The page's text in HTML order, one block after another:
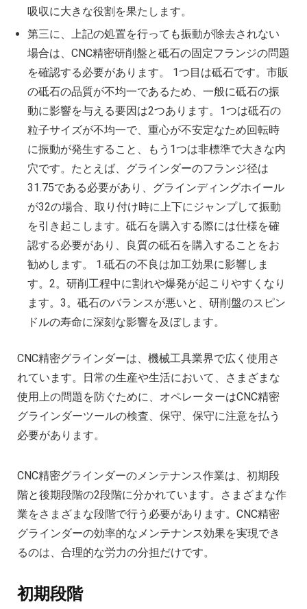
吸収に大きな役割を果たします。
第三に、上記の処置を行っても振動が除去されない
場合は、CNC精密研削盤と砥石の固定フランジの問題
を確認する必要があります。 1つ目は砥石です。市販
の砥石の品質が不均一であるため、一般に砥石の振
動に影響を与える要因は2つあります。1つは砥石の
粒子サイズが不均一で、重心が不安定なため回転時
に振動が発生すること、もう1つは非標準で大きな内
穴です。たとえば、グラインダーのフランジ径は
31.75である必要があり、グラインディングホイール
が32の場合、取り付け時に上下にジャンプして振動
を引き起こします。砥石を購入する際には仕様を確
認する必要があり、良質の砥石を購入することをお
勧めします。 1.砥石の不良は加工効果に影響しま
す。2。研削工程中に割れや爆発が起こりやすくなり
ます。3。砥石のバランスが悪いと、研削盤のスピン
ドルの寿命に深刻な影響を及ぼします。
CNC精密グラインダーは、機械工具業界で広く使用さ
れています。日常の生産や生活において、さまざまな
使用上の問題を防ぐために、オペレーターはCNC精密
グラインダーツールの検査、保守、保守に注意を払う
必要があります。
CNC精密グラインダーのメンテナンス作業は、初期段
階と後期段階の2段階に分かれています。さまざまな作
業をさまざまな段階で行う必要があります。CNC精密
グラインダーの効率的なメンテナンス効果を実現でき
るのは、合理的な労力の分担だけです。
初期段階